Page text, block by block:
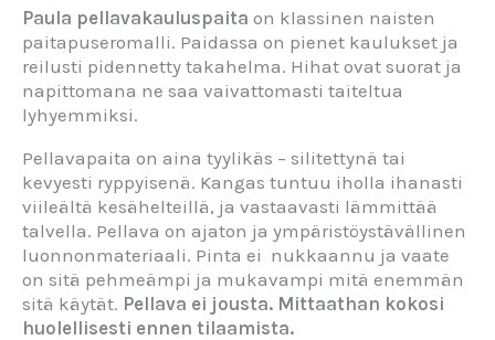
Paula pellavakauluspaita on klassinen naisten
paitapuseromalli. Paidassa on pienet kaulukset ja
reilusti pidennetty takahelma. Hihat ovat suorat ja
napittomana ne saa vaivattomasti taiteltua
lyhyemmiksi.
Pellavapaita on aina tyylikäs – silitettynä tai
kevyesti ryppyisenä. Kangas tuntuu iholla ihanasti
viileältä kesähelteillä, ja vastaavasti lämmittää
talvella. Pellava on ajaton ja ympäristöystävällinen
luonnonmateriaali. Pinta ei nukkaannu ja vaate
on sitä pehmeämpi ja mukavampi mitä enemmän
sitä käytät. Pellava ei jousta. Mittaathan kokosi
huolellisesti ennen tilaamista.